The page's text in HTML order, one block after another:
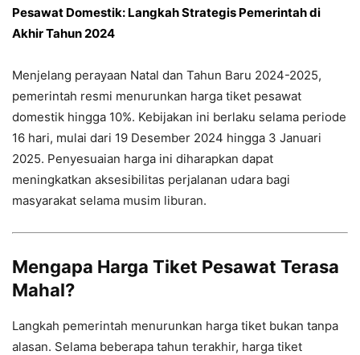
Pesawat Domestik: Langkah Strategis Pemerintah di
Akhir Tahun 2024
Menjelang perayaan Natal dan Tahun Baru 2024-2025,
pemerintah resmi menurunkan harga tiket pesawat
domestik hingga 10%. Kebijakan ini berlaku selama periode
16 hari, mulai dari 19 Desember 2024 hingga 3 Januari
2025. Penyesuaian harga ini diharapkan dapat
meningkatkan aksesibilitas perjalanan udara bagi
masyarakat selama musim liburan.
Mengapa Harga Tiket Pesawat Terasa
Mahal?
Langkah pemerintah menurunkan harga tiket bukan tanpa
alasan. Selama beberapa tahun terakhir, harga tiket